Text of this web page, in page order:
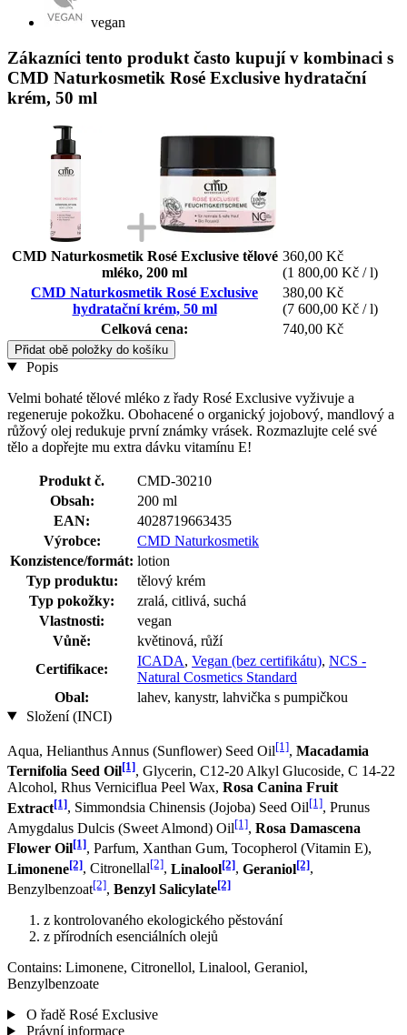
vegan
Zákazníci tento produkt často kupují v kombinaci s
CMD Naturkosmetik Rosé Exclusive hydratační
krém, 50 ml
CMD Naturkosmetik Rosé Exclusive tělové
mléko, 200 ml
360,00 Kč
(1 800,00 Kč / l)
CMD Naturkosmetik Rosé Exclusive
hydratační krém, 50 ml
380,00 Kč
(7 600,00 Kč / l)
Celková cena:
740,00 Kč
Přidat obě položky do košíku
Popis
Velmi bohaté tělové mléko z řady Rosé Exclusive vyživuje a
regeneruje pokožku. Obohacené o organický jojobový, mandlový a
růžový olej redukuje první známky vrásek. Rozmazlujte celé své
tělo a dopřejte mu extra dávku vitamínu E!
Produkt č.
CMD-30210
Obsah:
200 ml
EAN:
4028719663435
Výrobce:
CMD Naturkosmetik
Konzistence/formát: lotion
Typ produktu:
tělový krém
Typ pokožky:
zralá, citlivá, suchá
Vlastnosti:
vegan
Vůně:
květinová, růží
Certifikace:
ICADA, Vegan (bez certifikátu), NCS -
Natural Cosmetics Standard
Obal:
lahev, kanystr, lahvička s pumpičkou
Složení (INCI)
Aqua, Helianthus Annus (Sunflower) Seed Oil[1], Macadamia
Ternifolia Seed Oil[1], Glycerin, C12-20 Alkyl Glucoside, C 14-22
Alcohol, Rhus Verniciflua Peel Wax, Rosa Canina Fruit
Extract[1], Simmondsia Chinensis (Jojoba) Seed Oil[1], Prunus
Amygdalus Dulcis (Sweet Almond) Oil[1], Rosa Damascena
Flower Oil[1], Parfum, Xanthan Gum, Tocopherol (Vitamin E),
Limonene[2], Citronellal[2], Linalool[2], Geraniol[2],
Benzylbenzoat[2], Benzyl Salicylate[2]
z kontrolovaného ekologického pěstování
z přírodních esenciálních olejů
Contains: Limonene, Citronellol, Linalool, Geraniol,
Benzylbenzoate
O řadě Rosé Exclusive
Právní informace